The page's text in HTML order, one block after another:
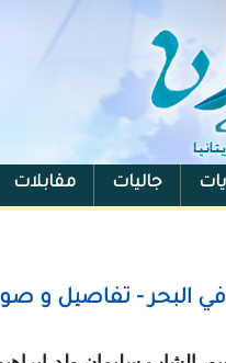
جاليات مقابلات
البحر - تفاصيل و